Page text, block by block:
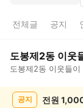
전체글 공지
도봉제2동 이웃
도봉제2동 이웃들이
공지 전원